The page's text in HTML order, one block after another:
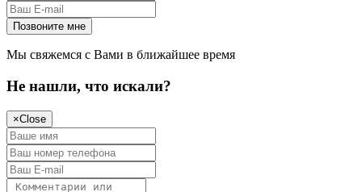
Мы свяжемся с Вами в ближайшее время
Не нашли, что искали?
×Close